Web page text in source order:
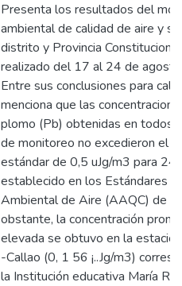
Presenta los resultados del
ambiental de calidad de aire y
distrito y Provincia
realizado del 17 al 24 de
Entre sus conclusiones para
menciona que las
plomo (Pb) obtenidas en todos
de monitoreo no excedieron el
estándar de 0,5 uJg/m3 para 24
establecido en los Estándares
Ambiental de Aire (AAQC) de
obstante, la concentración
elevada se obtuvo en la
-Callao (0, 1 56 ¡..Jg/m3)
la Institución educativa María